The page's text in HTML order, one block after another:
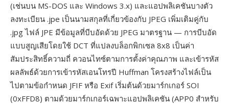
(เช่นบน MS-DOS และ Windows 3.x) และแอปพลิเคชันบางตัว
ลงทะเบียน .jpe เป็นนามสกุลที่เกี่ยวข้องกับ JPEG เพิ่มเติมคู่กับ
.jpg ไฟล์ JPE มีข้อมูลที่บีบอัดด้วย JPEG มาตรฐาน — การบีบอัด
แบบสูญเสียโดยใช้ DCT ที่แปลงบล็อกพิกเซล 8x8 เป็นค่า
สัมประสิทธิ์ความถี่ ควอนไทซ์ตามการตั้งค่าคุณภาพ และเข้ารหัส
ผลลัพธ์ด้วยการเข้ารหัสเอนโทรปี Huffman โครงสร้างไฟล์เป็น
ไปตามข้อกำหนด JFIF หรือ Exif เริ่มต้นด้วยมาร์กเกอร์ SOI
(0xFFD8) ตามด้วยมาร์กเกอร์เฉพาะแอปพลิเคชัน (APP0 สำหรับ